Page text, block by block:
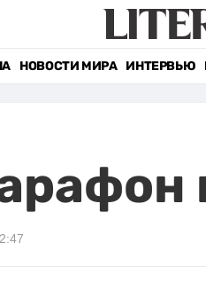
НОВОСТИ МИРА ИНТЕРВЬЮ